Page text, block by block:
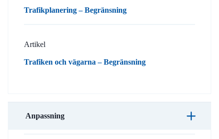
Trafikplanering – Begränsning
Artikel
Trafiken och vägarna – Begränsning
Anpassning